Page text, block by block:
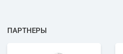
ПАРТНЕРЫ